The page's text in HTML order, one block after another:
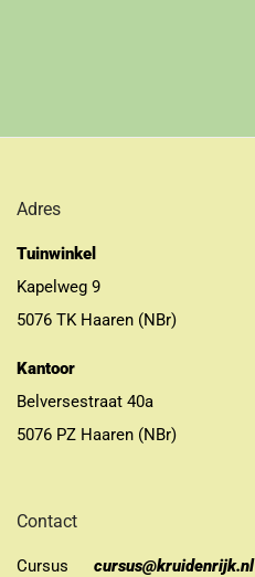
Adres
Tuinwinkel
Kapelweg 9
5076 TK Haaren (NBr)
Kantoor
Belversestraat 40a
5076 PZ Haaren (NBr)
Contact
Cursus
cursus@kruidenrijk.nl